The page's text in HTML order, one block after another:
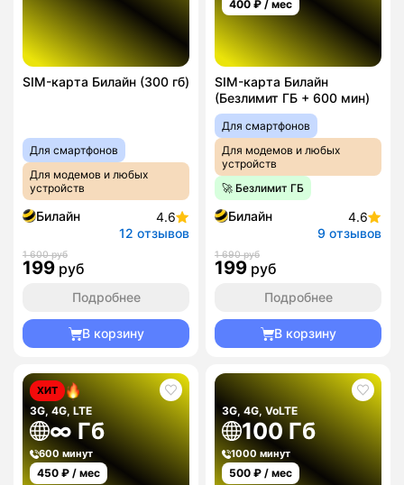
SIM-карта Билайн (300 гб)
Для смартфонов
Для модемов и любых
устройств
Билайн
4.6
12 отзывов
1 600 руб
199 руб
Подробнее
В корзину
400 ₽ / мес
SIM-карта Билайн
(Безлимит ГБ + 600 мин)
Для смартфонов
Для модемов и любых
устройств
🚀 Безлимит ГБ
Билайн
4.6
9 отзывов
1 690 руб
199 руб
Подробнее
В корзину
ХИТ
3G, 4G, LTE
∞ Гб
600 минут
450 ₽ / мес
3G, 4G, VoLTE
100 Гб
1000 минут
500 ₽ / мес